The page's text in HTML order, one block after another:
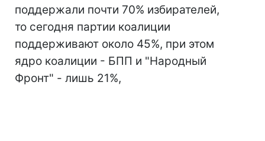
поддержали почти 70% избирателей,
то сегодня партии коалиции
поддерживают около 45%, при этом
ядро коалиции - БПП и "Народный
Фронт" - лишь 21%,